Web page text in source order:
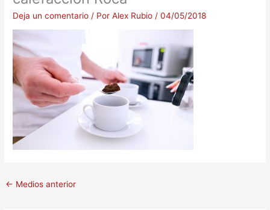
Deja un comentario / PorAlex Rubio /04/05/2018
← Medios anterior